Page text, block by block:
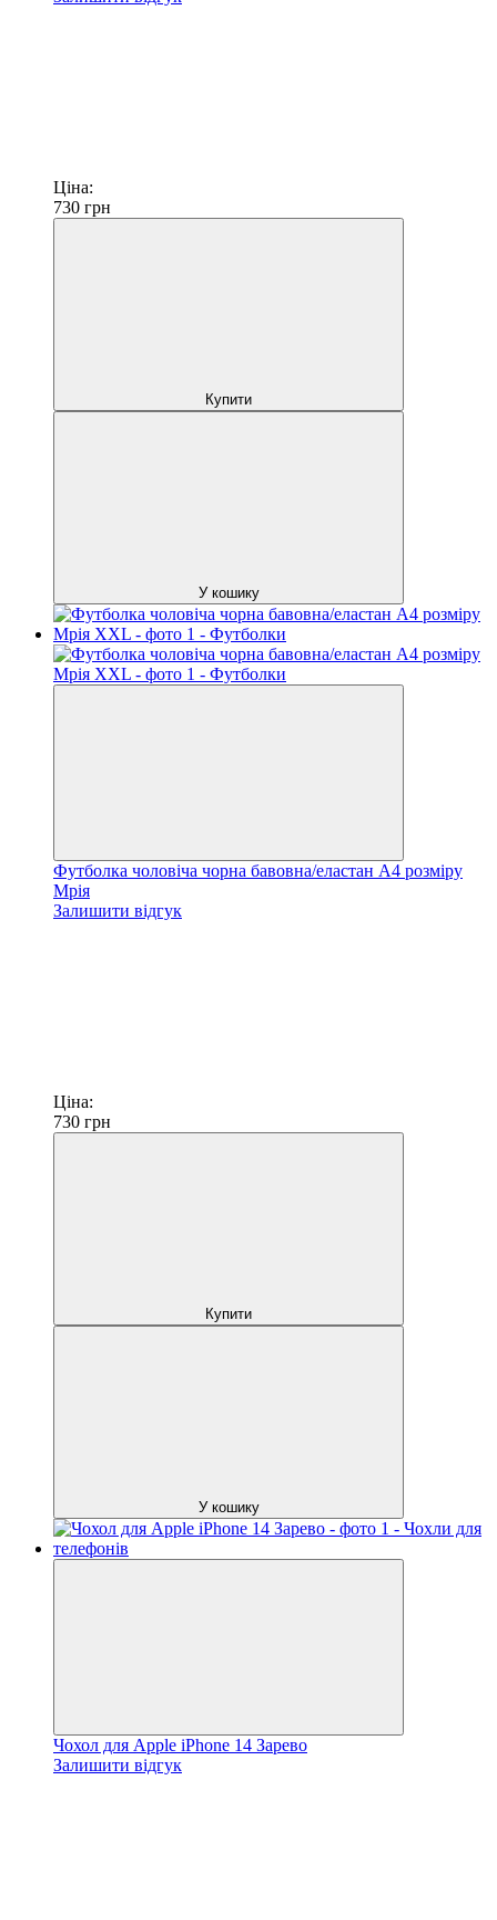
Ціна:
730 грн
Купити
У кошику
Футболка чоловіча чорна бавовна/еластан А4 розміру
Мрія
Залишити відгук
Ціна:
730 грн
Купити
У кошику
Чохол для Apple iPhone 14 Зарево
Залишити відгук